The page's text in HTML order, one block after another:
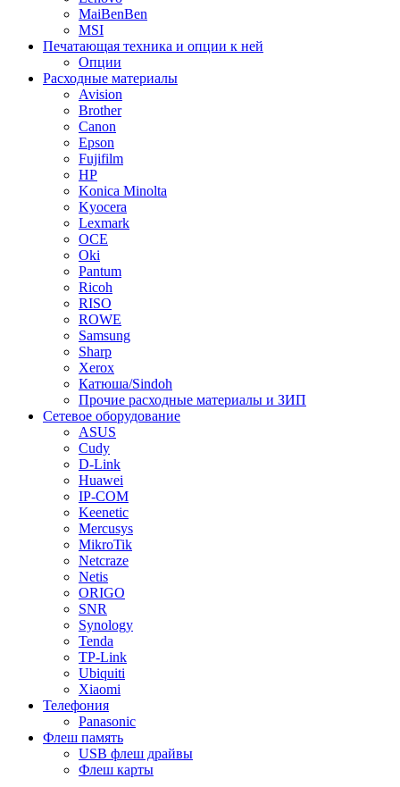
MaiBenBen
MSI
Печатающая техника и опции к ней
Опции
Расходные материалы
Avision
Brother
Canon
Epson
Fujifilm
HP
Konica Minolta
Kyocera
Lexmark
OCE
Oki
Pantum
Ricoh
RISO
ROWE
Samsung
Sharp
Xerox
Катюша/Sindoh
Прочие расходные материалы и ЗИП
Сетевое оборудование
ASUS
Cudy
D-Link
Huawei
IP-COM
Keenetic
Mercusys
MikroTik
Netcraze
Netis
ORIGO
SNR
Synology
Tenda
TP-Link
Ubiquiti
Xiaomi
Телефония
Panasonic
Флеш память
USB флеш драйвы
Флеш карты